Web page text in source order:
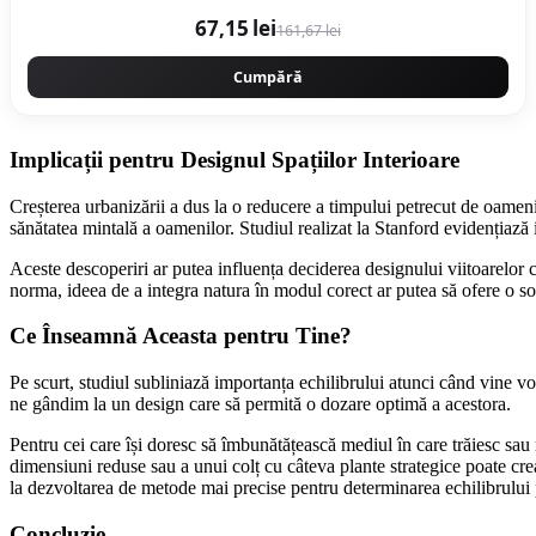
67,15 lei161,67 lei
Cumpără
Implicații pentru Designul Spațiilor Interioare
Creșterea urbanizării a dus la o reducere a timpului petrecut de
sănătatea mintală a oamenilor. Studiul realizat la Stanford
Aceste descoperiri ar putea influența deciderea designului
norma, ideea de a integra natura în modul corect ar putea să ofere o
Ce Înseamnă Aceasta pentru Tine?
Pe scurt, studiul subliniază importanța echilibrului atunci când vine
ne gândim la un design care să permită o dozare optimă a acestora.
Pentru cei care își doresc să îmbunătățească mediul în care trăiesc
dimensiuni reduse sau a unui colț cu câteva plante strategice poate
la dezvoltarea de metode mai precise pentru determinarea